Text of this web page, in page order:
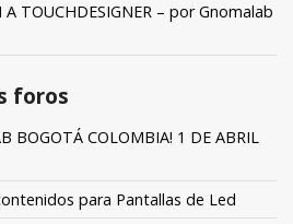
A TOUCHDESIGNER – por Gnomalab
foros
BOGOTÁ COLOMBIA! 1 DE ABRIL
para Pantallas de Led